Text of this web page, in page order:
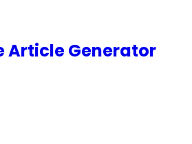
Article Generator